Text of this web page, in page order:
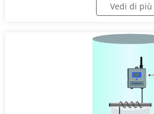
Vedi di più